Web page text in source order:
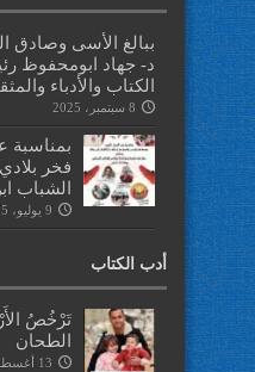
ببالغ الأسى وصادق
د- جهاد
الكتاب والأدباء
8 سبتمبر، 2025
بمناسبة
فخر
الشباب
9 يوليو، 2025
أدب الكتاب
تَرْخُصُ
الطحان
13 أغسطس، 2025